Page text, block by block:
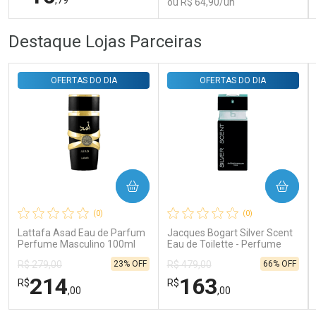
FECHAR
Laboratório
Comprar sem Desconto
Por R$ 16,79/cada
FECHAR
Por Menos
Comprar sem Desconto
Por R$ 16,79/cada
Comprar sem Desconto
Por R$ 64,90/cada
Comprar sem Desconto
Por R$ 64,90/cada
Destaque Lojas Parceiras
(0)
Lattafa Asad Eau de Parfum
Perfume Masculino 100ml
OFERTAS DO DIA
R$ 279,00
R$214,00
23% OFF
COMPRAR
(0)
Jacques Bogart Silver Scent
Eau de Toilette - Perfume
OFERTAS DO DIA
R$ 479,00
R$163,00
66% OFF
COMPRAR